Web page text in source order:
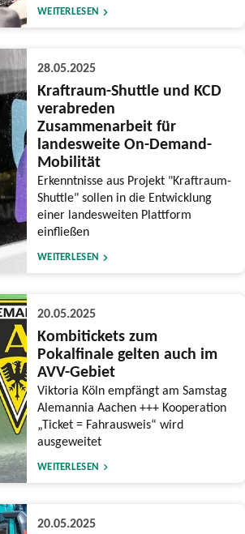
WEITERLESEN
28.05.2025
Kraftraum-Shuttle und KCD
verabreden
Zusammenarbeit für
landesweite On-Demand-
Mobilität
Erkenntnisse aus Projekt "Kraftraum-
Shuttle" sollen in die Entwicklung
einer landesweiten Plattform
einfließen
WEITERLESEN
20.05.2025
Kombitickets zum
Pokalfinale gelten auch im
AVV-Gebiet
Viktoria Köln empfängt am Samstag
Alemannia Aachen +++ Kooperation
„Ticket = Fahrausweis“ wird
ausgeweitet
WEITERLESEN
20.05.2025